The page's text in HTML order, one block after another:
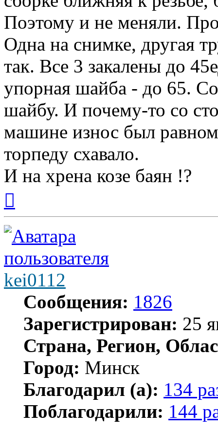
Поэтому и не меняли.
Одна на снимке, другая
так. Все 3 закалены до
упорная шайба - до 65.
шайбу. И почему-то со
машине износ был
торпеду схавало.
И на хрена козе баян !?
началу
kei0112
Сообщения: 1826
Зарегистрирован: 25
Страна, Регион,
Город: Минск
Благодарил (а): 134
Поблагодарили: 144